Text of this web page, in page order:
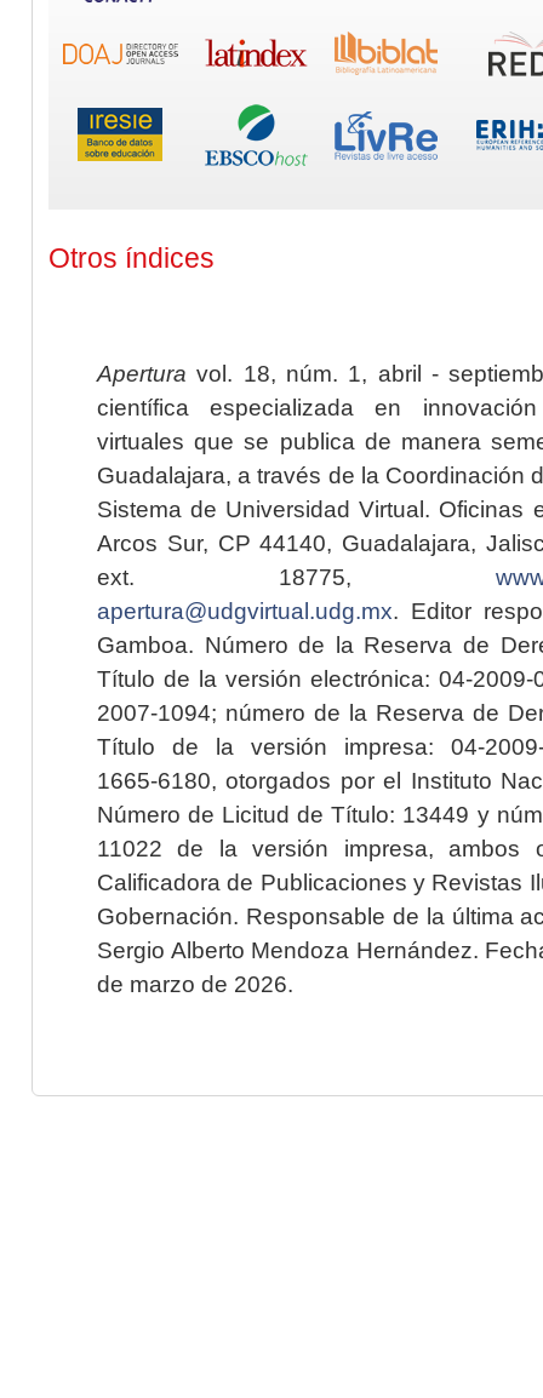
Otros índices
Apertura vol. 18, núm. 1, abril -
científica especializada en
virtuales que se publica de manera
Guadalajara, a través de la Coordinación
Sistema de Universidad Virtual. Oficinas
Arcos Sur, CP 44140, Guadalajara,
ext. 18775,
apertura@udgvirtual.udg.mx. Editor
Gamboa. Número de la Reserva de
Título de la versión electrónica: 04-2009-
2007-1094; número de la Reserva de
Título de la versión impresa: 04-2009-
1665-6180, otorgados por el Instituto
Número de Licitud de Título: 13449 y
11022 de la versión impresa, ambos
Calificadora de Publicaciones y Revistas
Gobernación. Responsable de la última
Sergio Alberto Mendoza Hernández.
de marzo de 2026.